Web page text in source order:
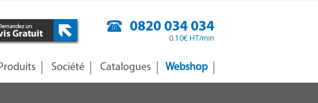
0820 034 034
0.10€ HT/min
Société Catalogues Webshop